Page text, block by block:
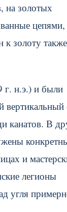
на золотых
цепями,
к золоту также
г. н.э.) и были
канатов. В
и
легионы
угля